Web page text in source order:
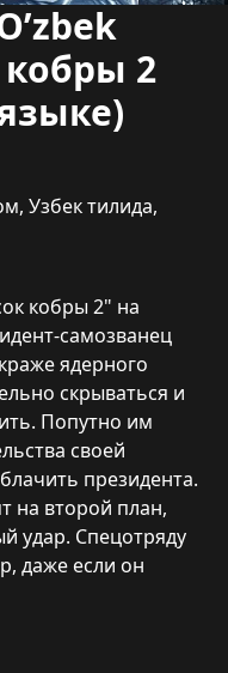
2
, Узбек тилида,
кобры 2" на
самозванец
ядерного
скрываться и
Попутно им
своей
президента.
на второй план,
удар. Спецотряду
даже если он